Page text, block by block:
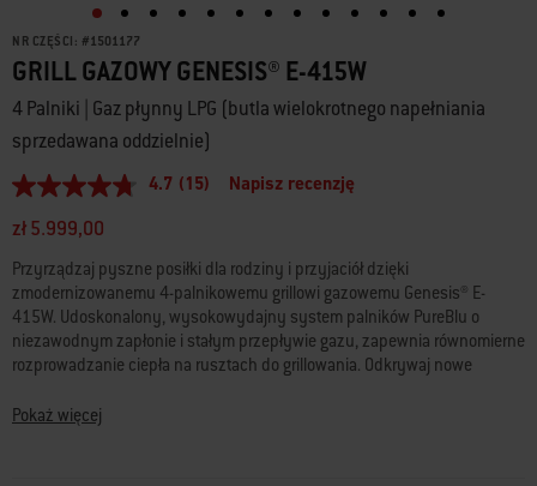
NR CZĘŚCI: #1501177
GRILL GAZOWY GENESIS® E-415W
4 Palniki | Gaz płynny LPG (butla wielokrotnego napełniania
sprzedawana oddzielnie)
4.7
5
średnia
wartość
oceny.
Read
15
Reviews.
do
tej
4.7 (15) Napisz recenzję
zł 5.999,00
Przyrządzaj pyszne posiłki dla rodziny i przyjaciół dzięki
zmodernizowanemu 4-palnikowemu grillowi gazowemu Genesis® E-
415W. Udoskonalony, wysokowydajny system palników PureBlu o
niezawodnym zapłonie i stałym przepływie gazu, zapewnia równomierne
rozprowadzanie ciepła na rusztach do grillowania. Odkrywaj nowe
do grillowania Gourmet BBQ System Weber Crafted®, które pasują do
Pokaż więcej